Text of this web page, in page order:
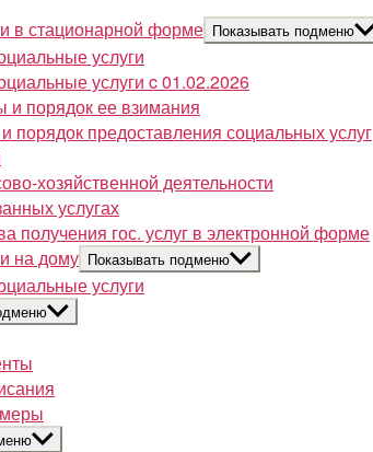
в стационарной форме Показывать подменю
услуги
услуги c 01.02.2026
и порядок ее взимания
порядок предоставления социальных услуг
хозяйственной деятельности
услугах
получения гос. услуг в электронной форме
на дому Показывать подменю
услуги